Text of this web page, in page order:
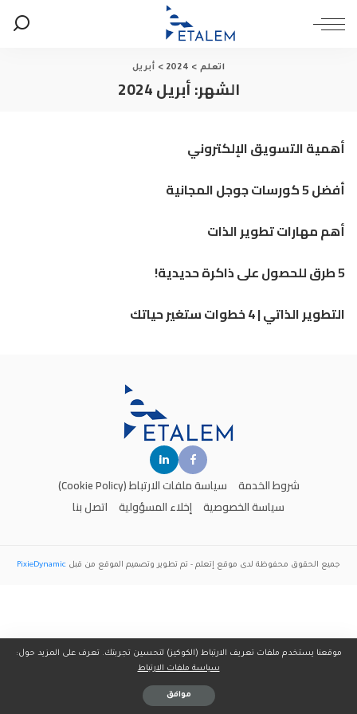
اتعلم >
2024
> أبريل
الشهر:أبريل 2024
أهمية التسويق الإلكتروني
أفضل 5 كورسات جوجل المجانية
أهم مهارات تطوير الذات
5 طرق للحصول على ذاكرة حديدية!
التطوير الذاتي | 4 خطوات ستغير حياتك
شروط الخدمة سياسة ملفات الارتباط (Cookie Policy)
سياسة الخصوصية إخلاء المسؤولية اتصل بنا
جميع الحقوق محفوظة لدى موقع إتعلم - تم تطوير وتصميم الموقع من قبل PixieDynamic
موقعنا يستخدم ملفات تعريف الارتباط (الكوكيز) لتحسين تجربتك. تعرف على المزيد حول:
سياسة ملفات الارتباط
موافق